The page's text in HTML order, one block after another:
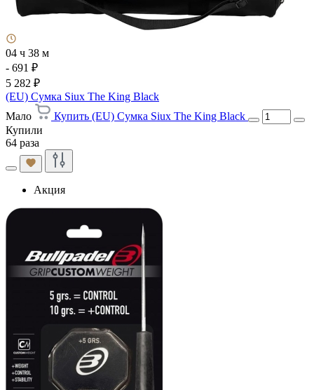
04 ч 38 м
- 691 ₽
5 282 ₽
(EU) Сумка Siux The King Black
Мало
Купить (EU) Сумка Siux The King Black
Купили
64 раза
Акция